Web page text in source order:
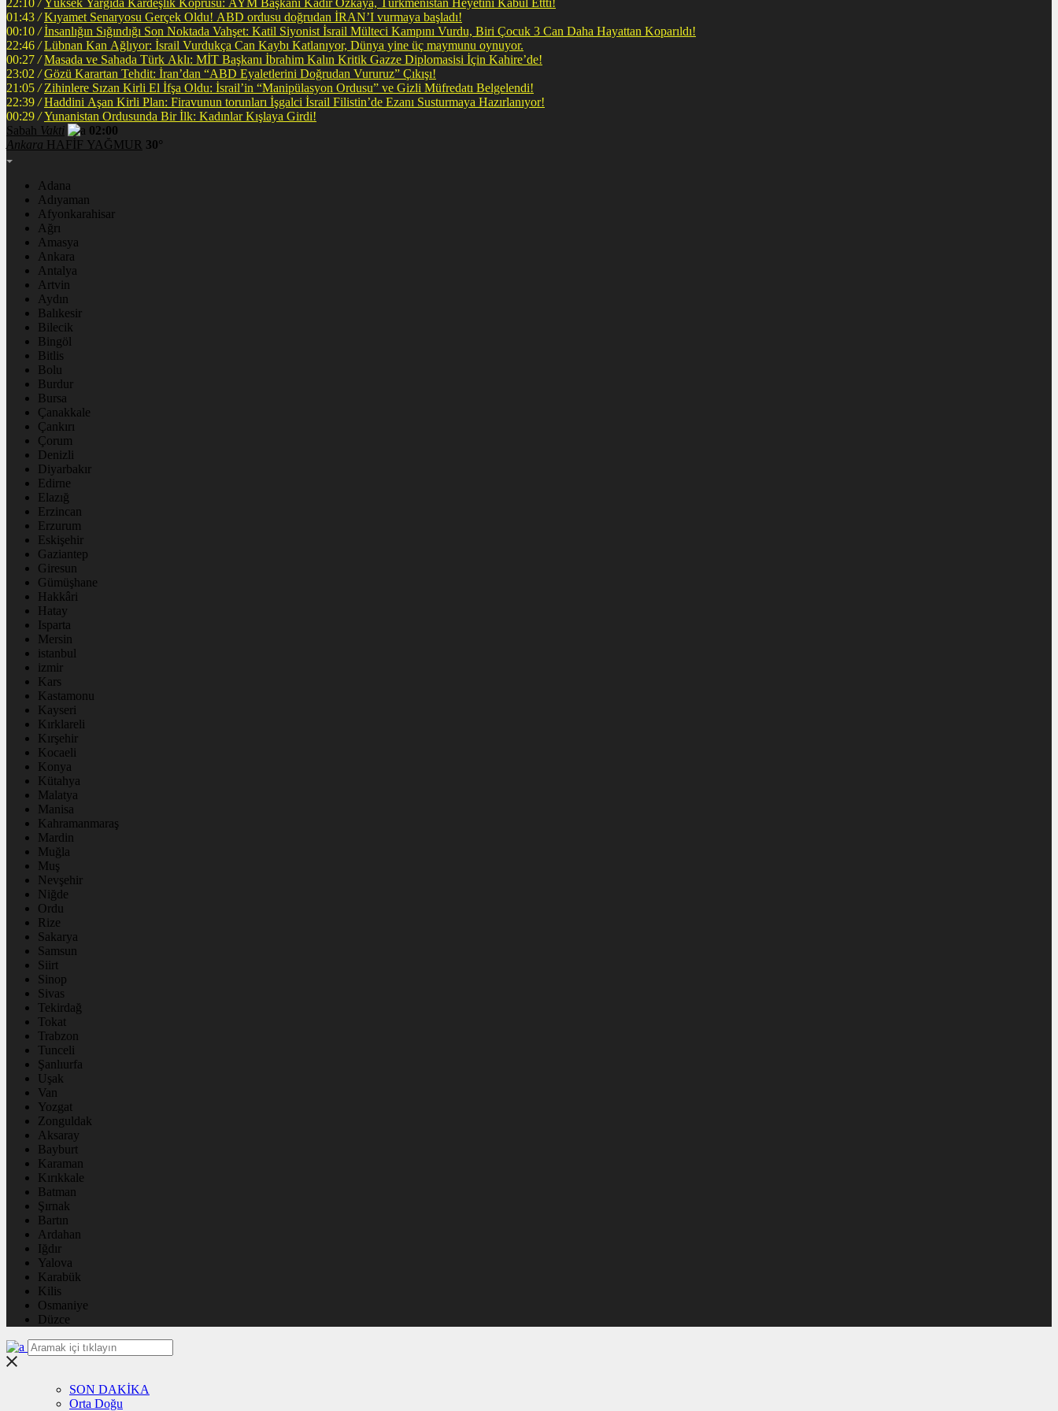
22:10 / Yüksek Yargıda Kardeşlik Köprüsü: AYM Başkanı Kadir Özkaya, Türkmenistan Heyetini Kabul Ettti!
01:43 /
Kıyamet Senaryosu Gerçek Oldu! ABD ordusu doğrudan İRAN’I vurmaya başladı!
00:10 / İnsanlığın Sığındığı Son Noktada Vahşet: Katil Siyonist İsrail Mülteci Kampını Vurdu, Biri Çocuk 3 Can Daha Hayattan Koparıldı!
22:46 / Lübnan Kan Ağlıyor: İsrail Vurdukça Can Kaybı Katlanıyor, Dünya yine üç maymunu oynuyor.
00:27 / Masada ve Sahada Türk Aklı: MİT Başkanı İbrahim Kalın Kritik Gazze Diplomasisi İçin Kahire’de!
23:02 / Gözü Karartan Tehdit: İran’dan “ABD Eyaletlerini Doğrudan Vururuz” Çıkışı!
21:05 / Zihinlere Sızan Kirli El İfşa Oldu: İsrail’in “Manipülasyon Ordusu” ve Gizli Müfredatı Belgelendi!
22:39 /
Haddini Aşan Kirli Plan: Firavunun torunları İşgalci İsrail Filistin’de Ezanı Susturmaya Hazırlanıyor!
00:29 / Yunanistan Ordusunda Bir İlk: Kadınlar Kışlaya Girdi!
Sabah Vakti
02:00
Ankara HAFİF YAĞMUR 30°
Adana
Adıyaman
Afyonkarahisar
Ağrı
Amasya
Ankara
Antalya
Artvin
Aydın
Balıkesir
Bilecik
Bingöl
Bitlis
Bolu
Burdur
Bursa
Çanakkale
Çankırı
Çorum
Denizli
Diyarbakır
Edirne
Elazığ
Erzincan
Erzurum
Eskişehir
Gaziantep
Giresun
Gümüşhane
Hakkâri
Hatay
Isparta
Mersin
istanbul
izmir
Kars
Kastamonu
Kayseri
Kırklareli
Kırşehir
Kocaeli
Konya
Kütahya
Malatya
Manisa
Kahramanmaraş
Mardin
Muğla
Muş
Nevşehir
Niğde
Ordu
Rize
Sakarya
Samsun
Siirt
Sinop
Sivas
Tekirdağ
Tokat
Trabzon
Tunceli
Şanlıurfa
Uşak
Van
Yozgat
Zonguldak
Aksaray
Bayburt
Karaman
Kırıkkale
Batman
Şırnak
Bartın
Ardahan
Iğdır
Yalova
Karabük
Kilis
Osmaniye
Düzce
SON DAKİKA
Orta Doğu